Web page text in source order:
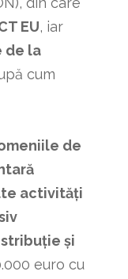
EU, iar
de la
cum
de
activităţi
şi
euro cu